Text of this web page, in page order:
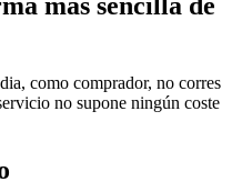
como comprador, no corres
no supone ningún coste